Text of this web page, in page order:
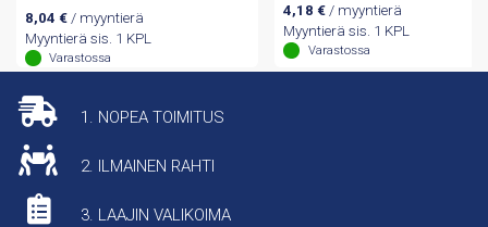
8,04 €/ myyntierä
Myyntierä sis. 1 KPL
Varastossa
4,18 € / myyntierä
Myyntierä sis. 1 KPL
Varastossa
1. NOPEA TOIMITUS
2. ILMAINEN RAHTI
3. LAAJIN VALIKOIMA